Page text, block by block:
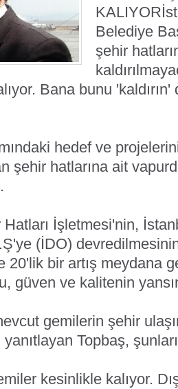
KALIYOR
Belediye
şehir
Bana bunu
hedef ve
şehir hatlarına ait
İşletmesi'nin,
(İDO)
20'lik bir artış meydana
güven ve kalitenin
gemilerin şehir
Topbaş,
kesinlikle kalıyor.